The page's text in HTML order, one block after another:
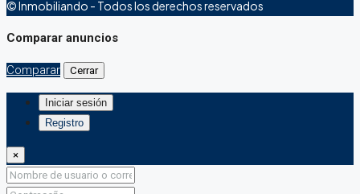
© Inmobiliando - Todos los derechos reservados
Comparar anuncios
Comparar Cerrar
Iniciar sesión
Registro
×